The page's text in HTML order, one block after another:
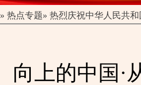
» 热点专题» 热烈庆祝中华人民共
向上的中国·